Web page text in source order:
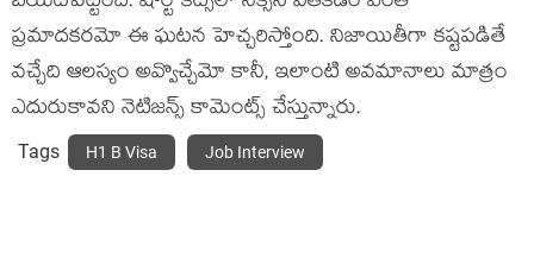
ప్రమాదకరమో ఈ ఘటన హెచ్చరిస్తోంది. నిజాయితీగా కష్టపడితే
వచ్చేది ఆలస్యం అవ్వొచ్చేమో కానీ, ఇలాంటి అవమానాలు మాత్రం
ఎదురుకావని నెటిజన్స్ కామెంట్స్ చేస్తున్నారు.
Tags H1 B Visa Job Interview